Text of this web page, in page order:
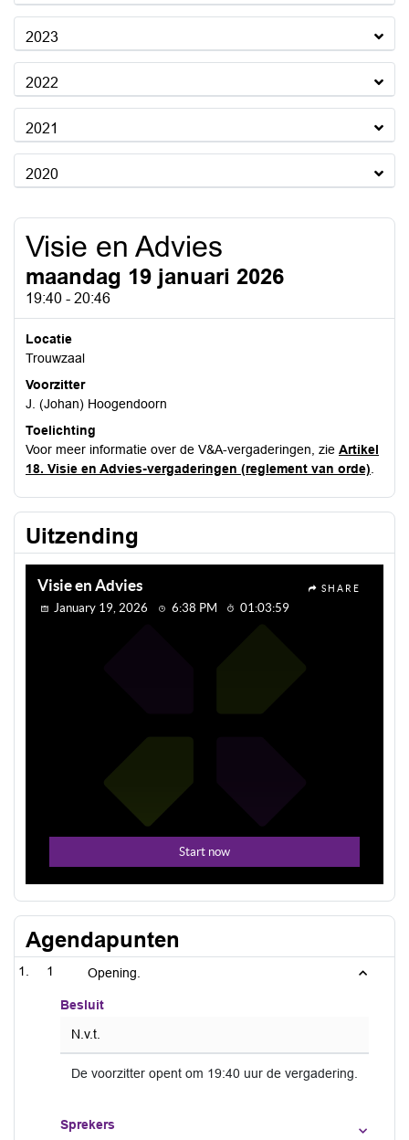
2023
2022
2021
2020
Visie en Advies
maandag 19 januari 2026
19:40 - 20:46
Locatie
Trouwzaal
Voorzitter
J. (Johan) Hoogendoorn
Toelichting
Voor meer informatie over de V&A-vergaderingen, zie Artikel
18. Visie en Advies-vergaderingen (reglement van orde)
Uitzending
Agendapunten
1 Opening.
Besluit
N.v.t.
De voorzitter opent om 19:40 uur de vergadering.
Sprekers